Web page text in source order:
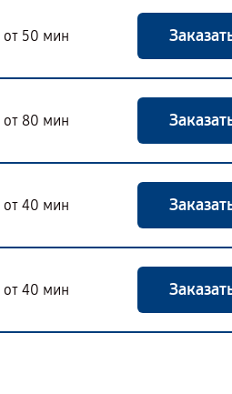
от 50 мин
от 80 мин
от 40 мин
от 40 мин